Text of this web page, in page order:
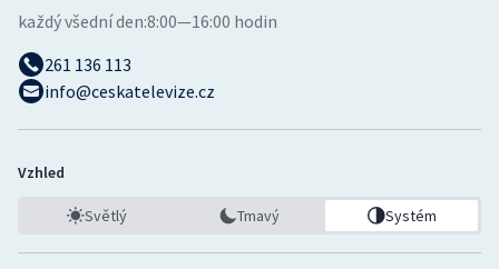
každý všední den:8:00—16:00 hodin
261 136 113
info@ceskatelevize.cz
Vzhled
Světlý Tmavý Systém